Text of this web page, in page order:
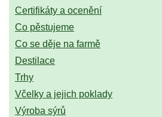
Certifikáty a ocenění
Co pěstujeme
Co se děje na farmě
Destilace
Trhy
Včelky a jejich poklady
Výroba sýrů